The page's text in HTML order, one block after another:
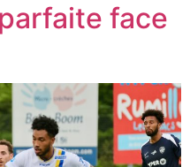
face